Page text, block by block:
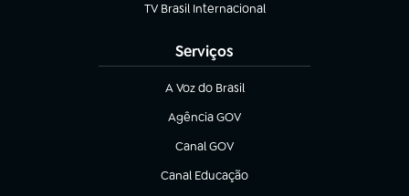
TV Brasil Internacional
(abre em nova aba)
Serviços
A Voz do Brasil
(abre em nova aba)
Agência GOV
(abre em nova aba)
Canal GOV
(abre em nova aba)
Canal Educação
(abre em nova aba)